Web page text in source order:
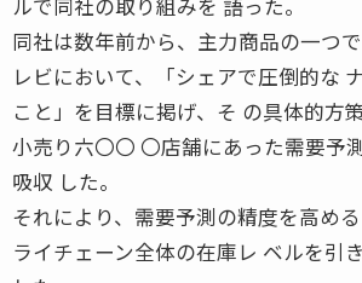
同社は数年前から、主力商品の一つ
レビにおいて、「シェアで圧倒的な
こと」を目標に掲げ、そ の具体的方
小売り六〇〇 〇店舗にあった需要予
吸収 した。
それにより、需要予測の精度を高め
ライチェーン全体の在庫レ ベルを引